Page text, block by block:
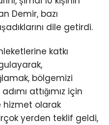
Demir, bazı
dile getirdi.
katkı
bölgemizi
attığımız için
hizmet olarak
yerden teklif geldi,